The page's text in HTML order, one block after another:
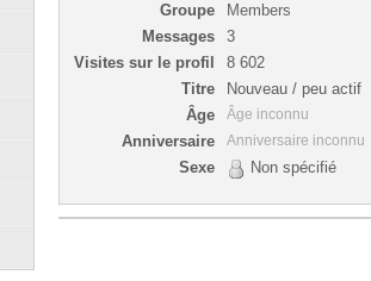
Groupe
Members
Messages
3
Visites sur le profil
8 602
Titre
Nouveau / peu actif
Âge
Âge inconnu
Anniversaire Anniversaire inconnu
Sexe Non spécifié